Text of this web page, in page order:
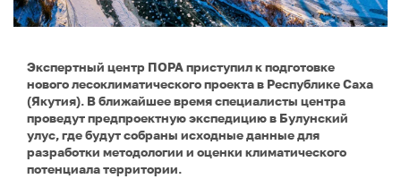
Экспертный центр ПОРА приступил к подготовке
нового лесоклиматического проекта в Республике Саха
(Якутия). В ближайшее время специалисты центра
проведут предпроектную экспедицию в Булунский
улус, где будут собраны исходные данные для
разработки методологии и оценки климатического
потенциала территории.